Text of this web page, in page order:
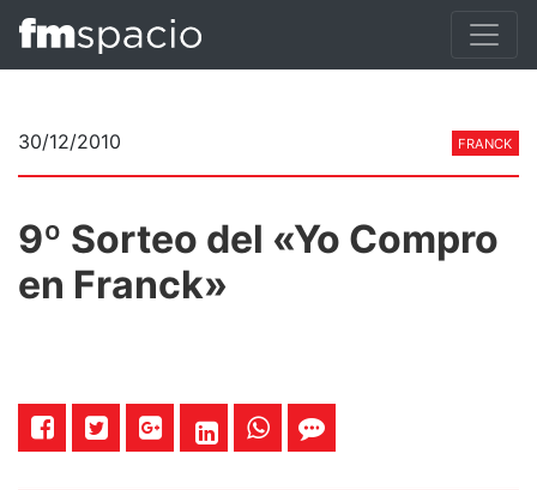
30/12/2010 FRANCK
9º Sorteo del «Yo Compro
en Franck»